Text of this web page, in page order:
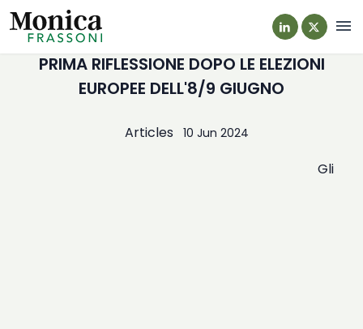
PRIMA RIFLESSIONE DOPO LE ELEZIONI
EUROPEE DELL'8/9 GIUGNO
Articles 10 Jun 2024
Gli